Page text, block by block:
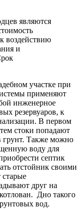
являются
воздействию
и
участке при
применяют
инженерное
резервуаров, к
В первом
стоки попадают
грунт. Также можно
воду для
септик
отстойник своими
старые
друг на
Дно такого
вод.